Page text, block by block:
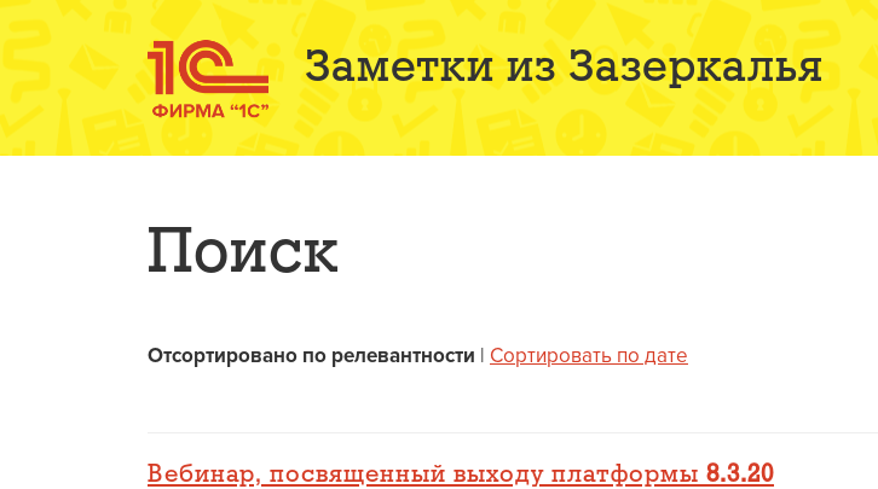
Заметки из Зазеркалья
Поиск
Отсортировано по релевантности | Сортировать по дате
Вебинар, посвященный выходу платформы 8.3.20